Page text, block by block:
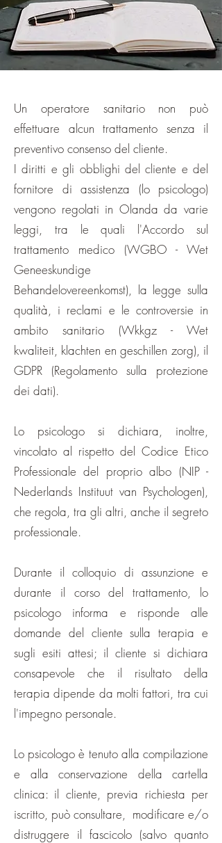
Un operatore sanitario non può
effettuare alcun trattamento senza il
preventivo consenso del cliente.
I diritti e gli obblighi del cliente e del
fornitore di assistenza (lo psicologo)
vengono regolati in Olanda da varie
leggi, tra le quali l'Accordo sul
trattamento medico (WGBO - Wet
Geneeskundige
Behandelovereenkomst), la legge sulla
qualità, i reclami e le controversie in
ambito sanitario (Wkkgz - Wet
kwaliteit, klachten en geschillen zorg), il
GDPR (Regolamento sulla protezione
dei dati).
Lo psicologo si dichiara, inoltre,
vincolato al rispetto del Codice Etico
Professionale del proprio albo (NIP -
Nederlands Instituut van Psychologen),
che regola, tra gli altri, anche il segreto
professionale.
Durante il colloquio di assunzione e
durante il corso del trattamento, lo
psicologo informa e risponde alle
domande del cliente sulla terapia e
sugli esiti attesi; il cliente si dichiara
consapevole che il risultato della
terapia dipende da molti fattori, tra cui
l'impegno personale.
Lo psicologo è tenuto alla compilazione
e alla conservazione della cartella
clinica: il cliente, previa richiesta per
iscritto, può consultare, modificare e/o
distruggere il fascicolo (salvo quanto